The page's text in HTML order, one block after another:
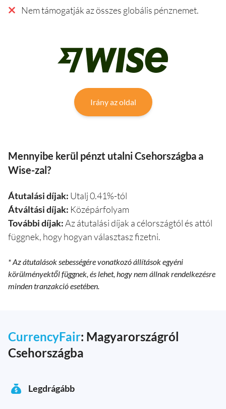
Nem támogatják az összes globális pénznemet.
Irány az oldal
Mennyibe kerül pénzt utalni Csehországba a
Wise-zal?
Átutalási díjak: Utalj 0.41%-tól
Átváltási díjak: Középárfolyam
További díjak:Az átutalási díjak a célországtól és attól
függnek, hogy hogyan választasz fizetni.
* Az átutalások sebességére vonatkozó állítások egyéni
körülményektől függnek, és lehet, hogy nem állnak rendelkezésre
minden tranzakció esetében.
CurrencyFair: Magyarországról
Csehországba
Legdrágább